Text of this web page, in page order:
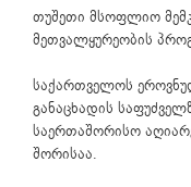
თუშეთი მსოფლიო
მეთვალყურეობის
საქართველოს
განაცხადის
საერთაშორისო
შორისაა.